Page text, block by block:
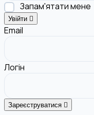
Запам'ятати мене
Увійти
Email
Логін
Зареєструватися